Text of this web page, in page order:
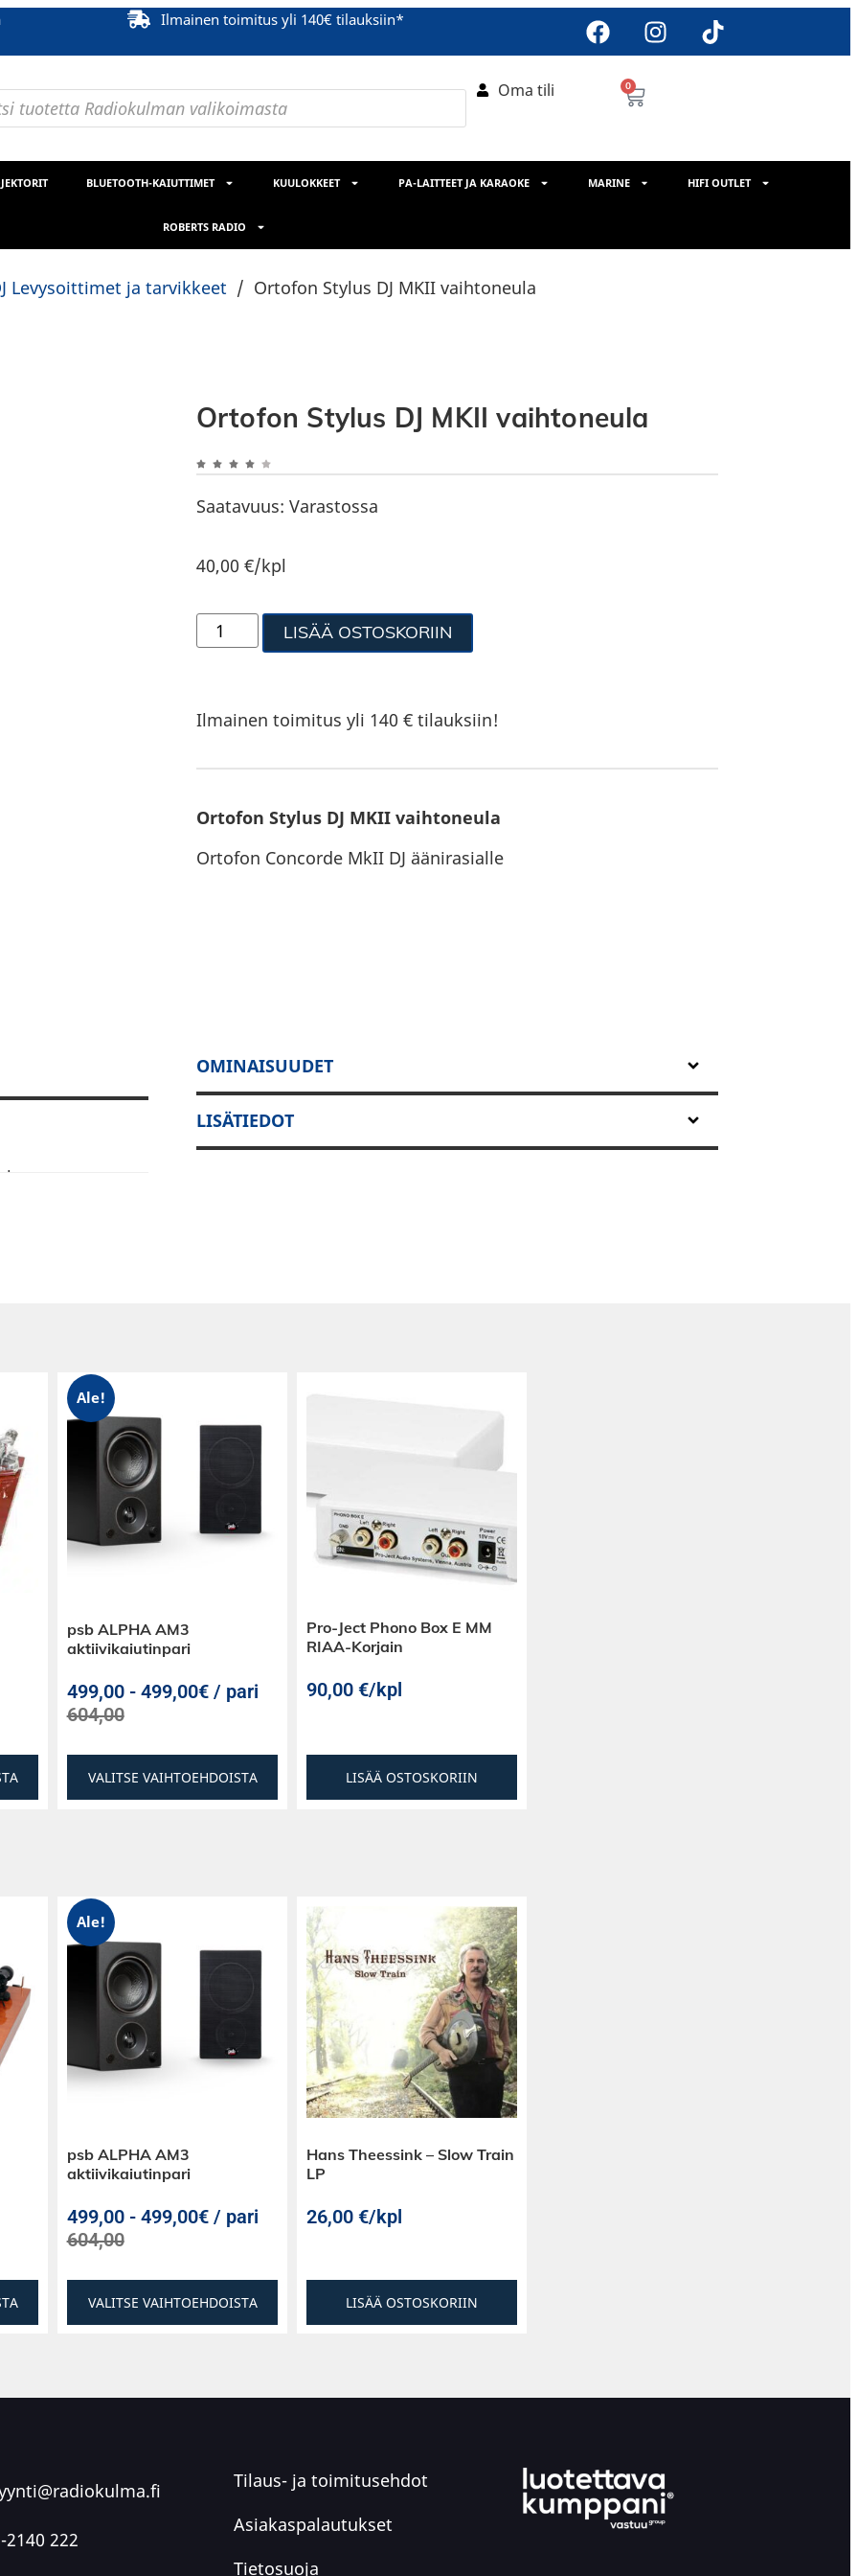
Ilmainen toimitus yli 140€ tilauksiin*
Oma tili 0
BLUETOOTH-KAIUTTIMET KUULOKKEET PA-LAITTEET JA KARAOKE MARINE HIFI OUTLET
ROBERTS RADIO
Levysoittimet ja tarvikkeet / Ortofon Stylus DJ MKII vaihtoneula
Ortofon Stylus DJ MKII vaihtoneula
Saatavuus: Varastossa
40,00 €/kpl
LISÄÄ OSTOSKORIIN
Ilmainen toimitus yli 140 € tilauksiin!
Ortofon Stylus DJ MKII vaihtoneula
Ortofon Concorde MkII DJ äänirasialle
- 100
N
OMINAISUUDET
LISÄTIEDOT
Ale!
psb ALPHA AM3
aktiivikaiutinpari
499,00- 499,00€ / pari
604,00
VALITSE VAIHTOEHDOISTA
Pro-Ject Phono Box E MM
RIAA-Korjain
90,00 €/kpl
LISÄÄ OSTOSKORIIN
Ale!
psb ALPHA AM3
aktiivikaiutinpari
499,00- 499,00€ / pari
604,00
VALITSE VAIHTOEHDOISTA
Hans Theessink – Slow Train
LP
26,00 €/kpl
LISÄÄ OSTOSKORIIN
2140 222
Tilaus- ja toimitusehdot
Asiakaspalautukset
Tietosuoja